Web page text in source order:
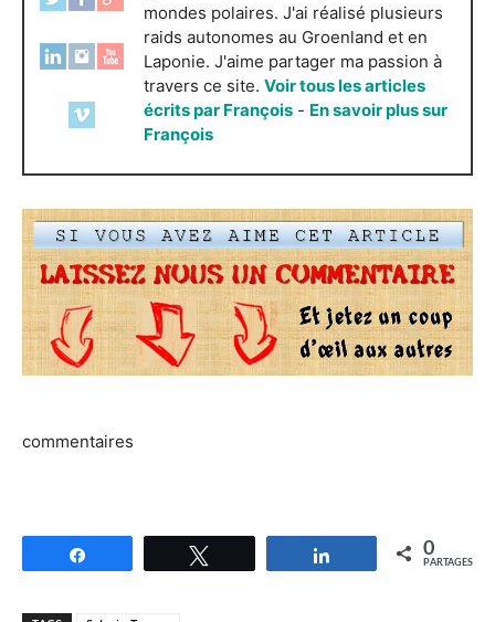
mondes polaires. J'ai réalisé plusieurs
raids autonomes au Groenland et en
Laponie. J'aime partager ma passion à
travers ce site. Voir tous les articles
écrits par François - En savoir plus sur
François
commentaires
Partagez 0
PARTAGES